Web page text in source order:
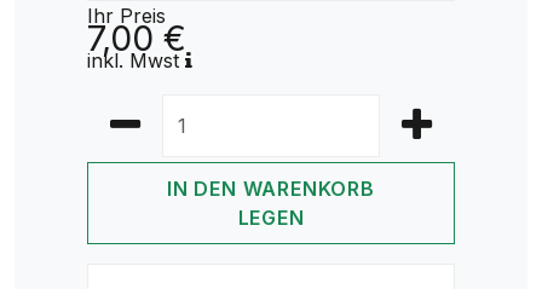
Ihr Preis
7,00 €
inkl. Mwst
IN DEN WARENKORB
LEGEN